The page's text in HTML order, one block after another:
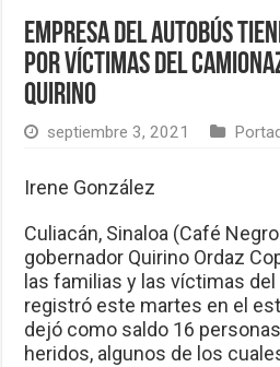
Empresa del autobús
por víctimas del
Quirino
septiembre 3, 2021
Irene González
Culiacán, Sinaloa (Café Negro
gobernador Quirino Ordaz
las familias y las víctimas del
registró este martes en el
dejó como saldo 16
heridos, algunos de los